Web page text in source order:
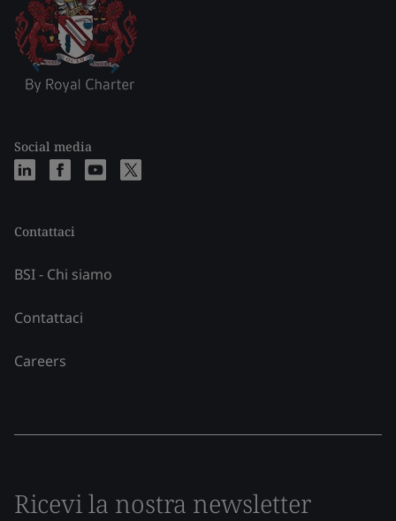
Social media
Contattaci
BSI - Chi siamo
Contattaci
Careers
Ricevi la nostra newsletter